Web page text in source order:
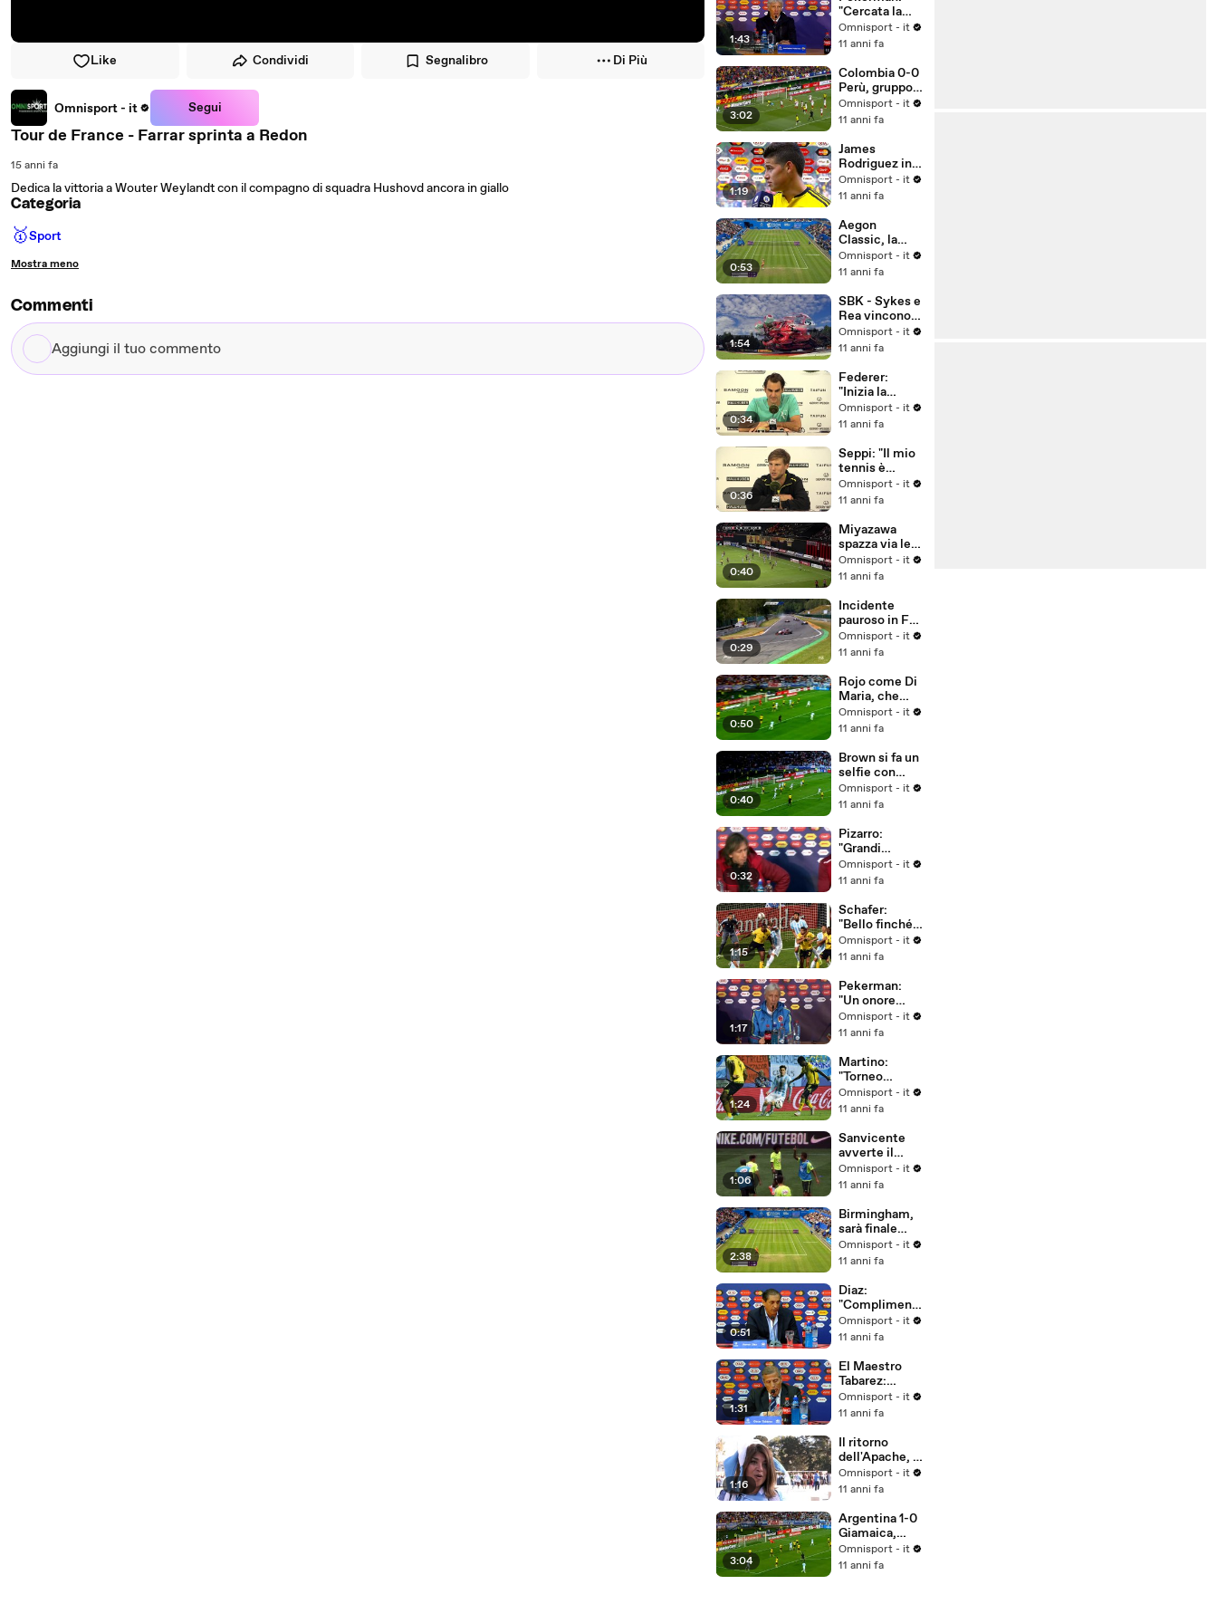
Like Condividi Segnalibro Di Più
Omnisport - it Segui
Tour de France - Farrar sprinta a Redon
15 anni fa
Dedica la vittoria a Wouter Weylandt con il compagno di squadra Hushovd ancora in giallo
Categoria
🥇Sport
Mostra meno
Commenti
Aggiungi
il
1:43
"Cercata la
vittoria in
ogni modo"
Omnisport - it
11 anni fa
3:02
Colombia 0-0
Perù, gruppo
C
Omnisport - it
11 anni fa
1:19
James
Rodriguez in
lacrime dopo
lo 0-0 con il
Omnisport - it
11 anni fa
0:53
Aegon
Classic, la
Kerber trionfa
sulla Pliskova
Omnisport - it
11 anni fa
1:54
SBK - Sykes e
Rea vincono a
Misano,
Biaggi due
Omnisport - it
11 anni fa
0:34
Federer:
"Inizia la
preparazione
per
Omnisport - it
11 anni fa
0:36
Seppi: "Il mio
tennis è
migliorato
negli anni"
Omnisport - it
11 anni fa
0:40
Miyazawa
spazza via le
ragnatele...
Omnisport - it
11 anni fa
0:29
Incidente
pauroso in F3,
illeso Gustavo
Menezes
Omnisport - it
11 anni fa
0:50
Rojo come Di
Maria, che
rabona!
Omnisport - it
11 anni fa
0:40
Brown si fa un
selfie con
Messi
Omnisport - it
11 anni fa
0:32
Pizarro:
"Grandi
obiettivi per il
Perù"
Omnisport - it
11 anni fa
1:15
Schafer:
"Bello finché è
durato..."
Omnisport - it
11 anni fa
1:17
Pekerman:
"Un onore
allenare la
Colombia"
Omnisport - it
11 anni fa
1:24
Martino:
"Torneo
intenso,
dobbiamo
quarti"
Omnisport - it
11 anni fa
1:06
Sanvicente
avverte il
Brasile: "La
storia si può
Omnisport - it
11 anni fa
2:38
Birmingham,
sarà finale
Kerber-
Pliskova
Omnisport - it
11 anni fa
0:51
Diaz:
"Complimenti
alla squadra"
Omnisport - it
11 anni fa
1:31
El Maestro
Tabarez:
"Poco
convinto della
Omnisport - it
11 anni fa
1:16
Il ritorno
dell'Apache, il
popolo del
Boca aspetta
Omnisport - it
11 anni fa
3:04
Argentina 1-0
Giamaica,
gruppo B
Omnisport - it
11 anni fa